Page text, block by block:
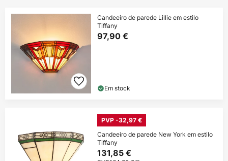
Candeeiro de parede Lillie em estilo
Tiffany
97,90 €
Em stock
PVP -32,97 €
Candeeiro de parede New York em estilo
Tiffany
131,85 €